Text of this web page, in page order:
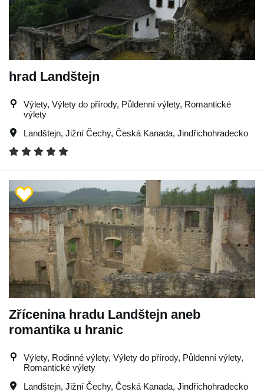
hrad Landštejn
Výlety, Výlety do přírody, Půldenní výlety, Romantické
výlety
Landštejn, Jižní Čechy, Česká Kanada, Jindřichohradecko
Zřícenina hradu Landštejn aneb
romantika u hranic
Výlety, Rodinné výlety, Výlety do přírody, Půldenní výlety,
Romantické výlety
Landštejn, Jižní Čechy, Česká Kanada, Jindřichohradecko